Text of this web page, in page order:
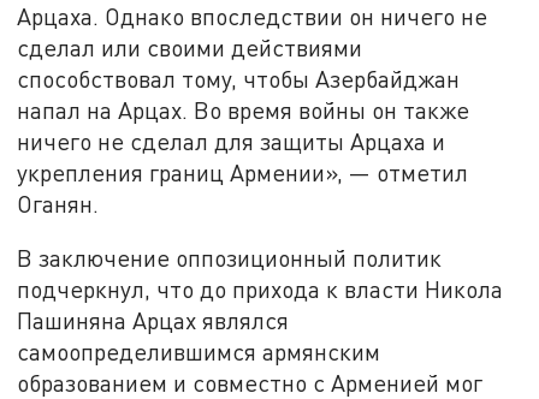
Арцаха. Однако впоследствии он ничего не
сделал или своими действиями
способствовал тому, чтобы Азербайджан
напал на Арцах. Во время войны он также
ничего не сделал для защиты Арцаха и
укрепления границ Армении», — отметил
Оганян.
В заключение оппозиционный политик
подчеркнул, что до прихода к власти Никола
Пашиняна Арцах являлся
самоопределившимся армянским
образованием и совместно с Арменией мог